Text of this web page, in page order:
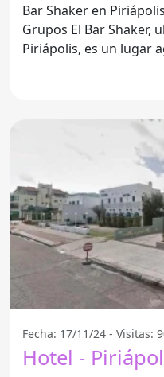
Bar Shaker en
Grupos El Bar Shaker, ubicado en el corazón de
Piriápolis, es un lugar
Fecha: 17/11/24 - Visitas:
Hotel -